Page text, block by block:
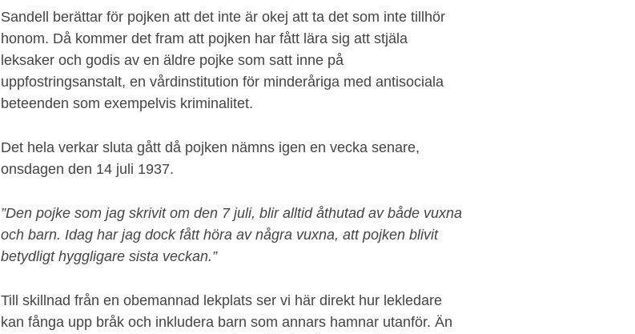
Sandell berättar för pojken att det inte är okej att ta det som inte tillhör
honom. Då kommer det fram att pojken har fått lära sig att stjäla
leksaker och godis av en äldre pojke som satt inne på
uppfostringsanstalt, en vårdinstitution för minderåriga med antisociala
beteenden som exempelvis kriminalitet.
Det hela verkar sluta gått då pojken nämns igen en vecka senare,
onsdagen den 14 juli 1937.
”Den pojke som jag skrivit om den 7 juli, blir alltid åthutad av både vuxna
och barn. Idag har jag dock fått höra av några vuxna, att pojken blivit
betydligt hyggligare sista veckan.”
Till skillnad från en obemannad lekplats ser vi här direkt hur lekledare
kan fånga upp bråk och inkludera barn som annars hamnar utanför. Än